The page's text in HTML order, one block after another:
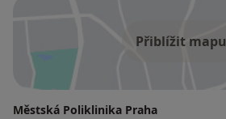
Přiblížit mapu
Městská Poliklinika Praha